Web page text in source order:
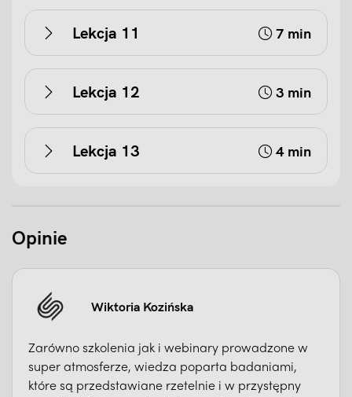
Lekcja 11 7 min
Lekcja 12 3 min
Lekcja 13 4 min
Opinie
Wiktoria Kozińska
Zarówno szkolenia jak i webinary prowadzone w
super atmosferze, wiedza poparta badaniami,
które są przedstawiane rzetelnie i w przystępny